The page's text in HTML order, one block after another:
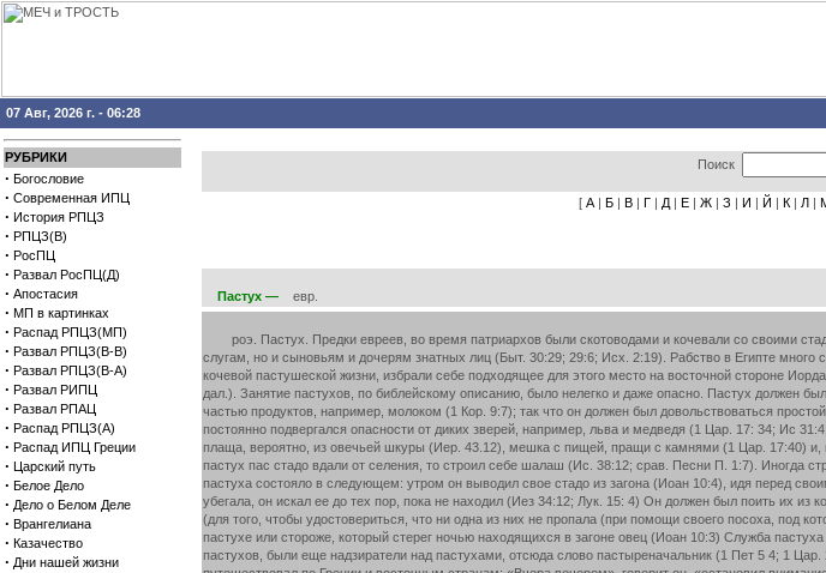
07 Авг, 2026 г. - 06:28
РУБРИКИ
· Богословие
· Современная ИПЦ
· История РПЦЗ
· РПЦЗ(В)
· РосПЦ
· Развал РосПЦ(Д)
· Апостасия
· МП в картинках
· Распад РПЦЗ(МП)
· Развал РПЦЗ(В-В)
· Развал РПЦЗ(В-А)
· Развал РИПЦ
· Развал РПАЦ
· Распад РПЦЗ(А)
· Распад ИПЦ Греции
· Царский путь
· Белое Дело
· Дело о Белом Деле
· Врангелиана
· Казачество
· Дни нашей жизни
Поиск
[ А | Б | В | Г | Д | Е | Ж | З | И | Й | К | Л |
Пастух — евр.
роэ. Пастух. Предки евреев, во время патриархов были скотоводами и кочевали со своими
слугам, но и сыновьям и дочерям знатных лиц (Быт. 30:29; 29:6; Исх. 2:19). Рабство в Египте
кочевой пастушеской жизни, избрали себе подходящее для этого место на восточной стороне
дал.). Занятие пастухов, по библейскому описанию, было нелегко и даже опасно. Пастух должен
частью продуктов, например, молоком (1 Кор. 9:7); так что он должен был довольствоваться
постоянно подвергался опасности от диких зверей, например, льва и медведя (1 Цар. 17: 34; Ис
плаща, вероятно, из овечьей шкуры (Иер. 43.12), мешка с пищей, пращи с камнями (1 Цар. 17:40)
пастух пас стадо вдали от селения, то строил себе шалаш (Ис. 38:12; срав. Песни П. 1:7). Иногда
пастуха состояло в следующем: утром он выводил свое стадо из загона (Иоан 10:4), идя перед
убегала, он искал ее до тех пор, пока не находил (Иез 34:12; Лук. 15: 4) Он должен был поить их
(для того, чтобы удостовериться, что ни одна из них не пропала (при помощи своего посоха, под
пастухе или стороже, который стерег ночью находящихся в загоне овец (Иоан 10:3) Служба
пастухов, были еще надзиратели над пастухами, отсюда слово пастыреначальник (1 Пет 5 4; 1